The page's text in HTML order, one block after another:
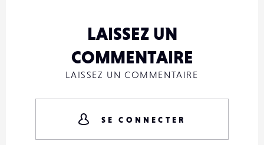
LAISSEZ UN
COMMENTAIRE
LAISSEZ UN COMMENTAIRE
SE CONNECTER